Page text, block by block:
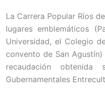
La Carrera Popular Ríos
lugares emblemáticos
Universidad, el Colegio
convento de San
recaudación
Gubernamentales